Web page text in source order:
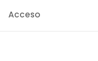
Acceso